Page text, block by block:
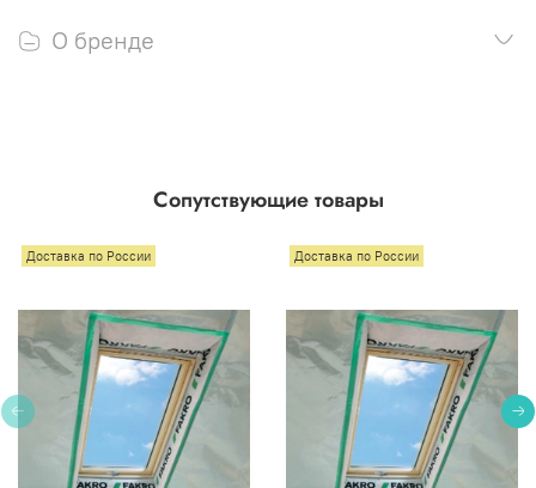
О бренде
Сопутствующие товары
Доставка по России Доставка по России